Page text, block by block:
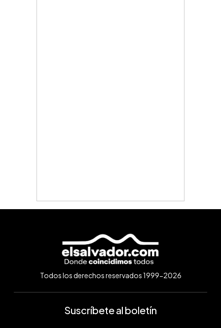
Todos los derechos reservados 1999-2026
Suscríbete al boletín